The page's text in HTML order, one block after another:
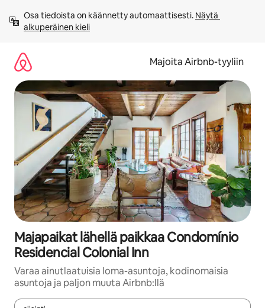
sisältö
väliin
Osa tiedoista on käännetty automaattisesti. Näytä
alkuperäinen kieli
Majoita Airbnb-tyyliin
Majapaikat lähellä paikkaa Condomínio
Residencial Colonial Inn
Varaa ainutlaatuisia loma-asuntoja, kodinomaisia
asuntoja ja paljon muuta Airbnb:llä